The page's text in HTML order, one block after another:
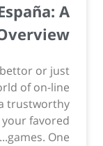
A
or just
of on-line
trustworthy
favored
games. One...